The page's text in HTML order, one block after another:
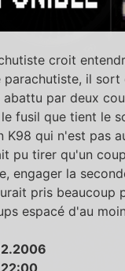
croit
il sort
par deux
fusil que tient le
K98 qui n'est pas
pu tirer qu'un
engager la
pris beaucoup
espacé d'au